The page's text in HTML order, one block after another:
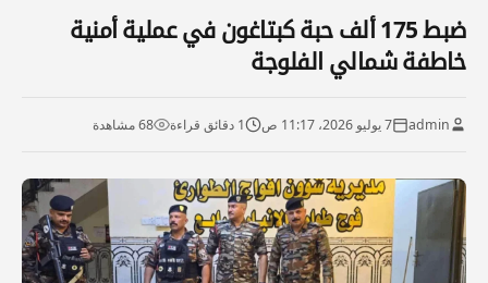
ضبط 175 ألف حبة كبتاغون في عملية أمنية
خاطفة شمالي الفلوجة
admin 7 يوليو 2026، 11:17 ص 1 دقائق قراءة 68 مشاهدة